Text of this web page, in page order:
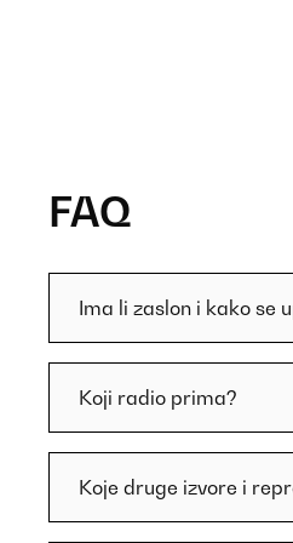
FAQ
Ima li zaslon i kako se
Koji radio prima?
Koje druge izvore i